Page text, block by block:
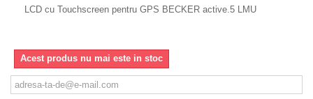
LCD cu Touchscreen pentru GPS BECKER active.5 LMU
Acest produs nu mai este in stoc